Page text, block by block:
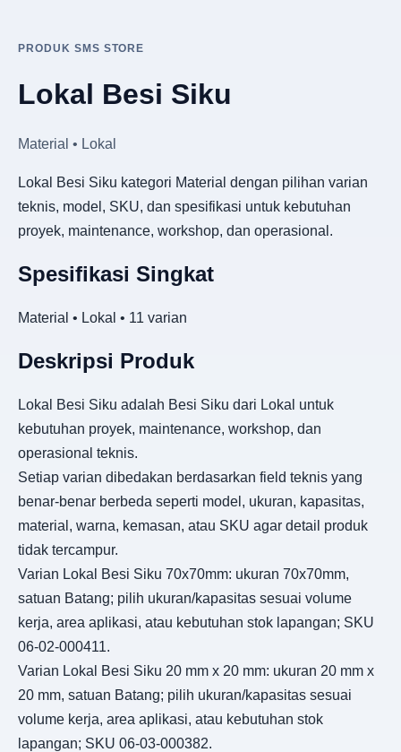
PRODUK SMS STORE
Lokal Besi Siku
Material • Lokal
Lokal Besi Siku kategori Material dengan pilihan varian
teknis, model, SKU, dan spesifikasi untuk kebutuhan
proyek, maintenance, workshop, dan operasional.
Spesifikasi Singkat
Material • Lokal • 11 varian
Deskripsi Produk
Lokal Besi Siku adalah Besi Siku dari Lokal untuk
kebutuhan proyek, maintenance, workshop, dan
operasional teknis.
Setiap varian dibedakan berdasarkan field teknis yang
benar-benar berbeda seperti model, ukuran, kapasitas,
material, warna, kemasan, atau SKU agar detail produk
tidak tercampur.
Varian Lokal Besi Siku 70x70mm: ukuran 70x70mm,
satuan Batang; pilih ukuran/kapasitas sesuai volume
kerja, area aplikasi, atau kebutuhan stok lapangan; SKU
06-02-000411.
Varian Lokal Besi Siku 20 mm x 20 mm: ukuran 20 mm x
20 mm, satuan Batang; pilih ukuran/kapasitas sesuai
volume kerja, area aplikasi, atau kebutuhan stok
lapangan; SKU 06-03-000382.